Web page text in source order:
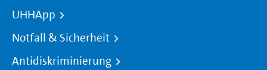
UHHApp
Notfall & Sicherheit
Antidiskriminierung